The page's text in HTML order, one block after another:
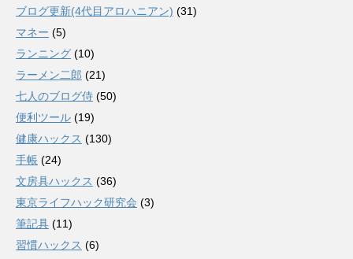
ブログ更新(4代目アロハニアン) (31)
マネー (5)
ランニング (10)
ラーメン二郎 (21)
七人のブログ侍 (50)
便利ツール (19)
健康ハックス (130)
手帳 (24)
文房具ハックス (36)
東京ライフハック研究会 (3)
筆記具 (11)
習慣ハックス (6)